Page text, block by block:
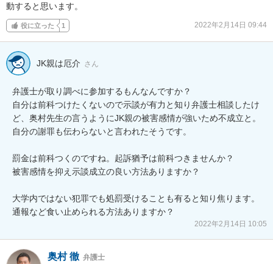
動すると思います。
役に立った 1 2022年2月14日 09:44
JK親は厄介 さん
弁護士が取り調べに参加するもんなんですか？
自分は前科つけたくないので示談が有力と知り弁護士相談したけ
ど、奥村先生の言うようにJK親の被害感情が強いため不成立と。
自分の謝罪も伝わらないと言われたそうです。
罰金は前科つくのですね。起訴猶予は前科つきませんか？
被害感情を抑え示談成立の良い方法ありますか？
大学内ではない犯罪でも処罰受けることも有ると知り焦ります。
2022年2月14日 10:05
奥村 徹 弁護士